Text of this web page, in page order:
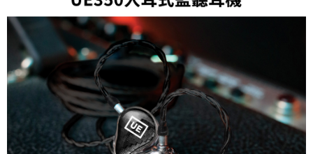
【關於「AFTEE先享後付」】
AFTEE先享後付是「在收到商品之後才付款」的支付方式。 讓您購物簡單
便利好安心！
１．簡單：不需註冊會員、不需綁卡、不需儲值。
２．便利：只要手機號碼，簡訊認證，即可結帳。
３．安心：先確認商品／服務後，再付款。
【「AFTEE先享後付」結帳流程】
１．於結帳方式選擇「AFTEE先享後付」後，將跳轉至「AFTEE先享後付」
結帳頁面，進行簡訊認證並確認金額後，即可完成結帳。
２．訂單成立數日內，您將收到繳費通知簡訊。
３．收到繳費通知簡訊後14天內，點擊此簡訊中的連結，可透過四大超商／
ATM付款
運送方式
全家取貨付款
每筆NT$60，滿NT$399(含以上)免運費
萊爾富取貨付款
每筆NT$60，滿NT$399(含以上)免運費